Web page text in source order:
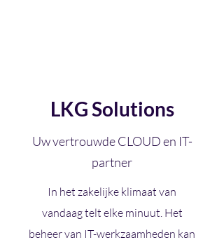
LKG Solutions
Uw vertrouwde CLOUD en IT-
partner
In het zakelijke klimaat van
vandaag telt elke minuut. Het
beheer van IT-werkzaamheden kan